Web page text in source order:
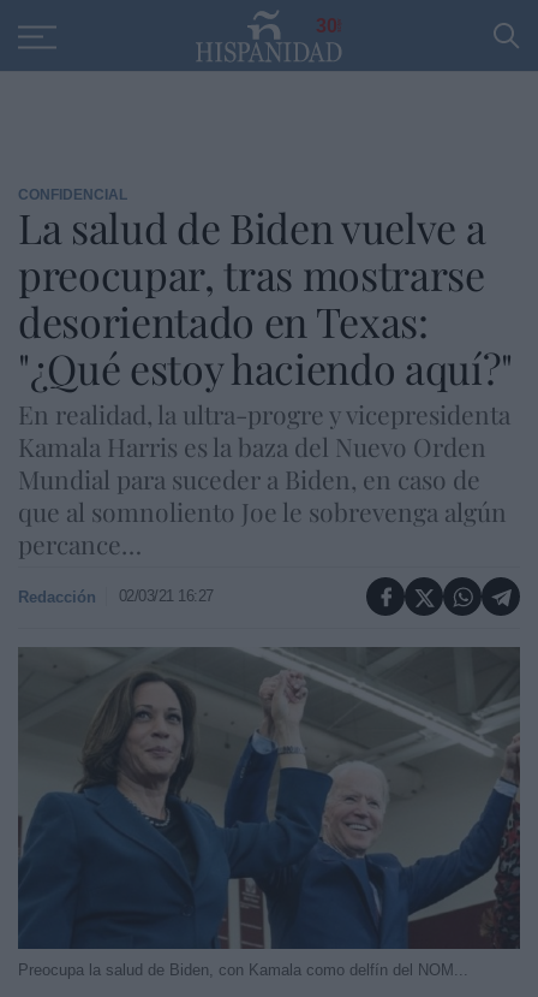
30
CONFIDENCIAL
La salud de Biden vuelve a
preocupar, tras mostrarse
desorientado en Texas:
"¿Qué estoy haciendo aquí?"
En realidad, la ultra-progre y vicepresidenta
Kamala Harris es la baza del Nuevo Orden
Mundial para suceder a Biden, en caso de
que al somnoliento Joe le sobrevenga algún
percance…
Redacción 02/03/21 16:27
Preocupa la salud de Biden, con Kamala como delfín del NOM...